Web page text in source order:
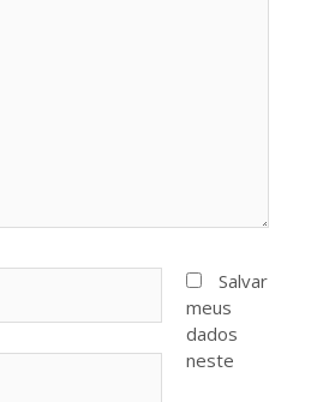
Salvar
meus
dados
neste